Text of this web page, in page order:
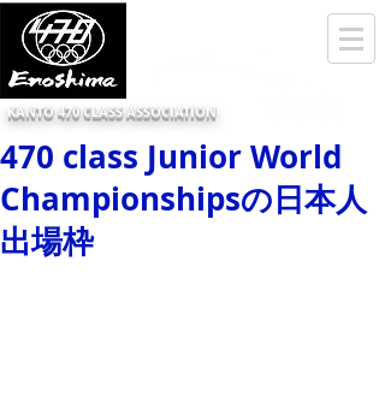
KANTO 470 CLASS ASSOCIATION
470 class Junior World
Championshipsの日本人
出場枠